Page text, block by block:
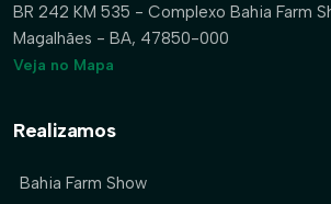
BR 242 KM 535 - Complexo Bahia Farm
Magalhães - BA, 47850-000
Veja no Mapa
Realizamos
Bahia Farm Show